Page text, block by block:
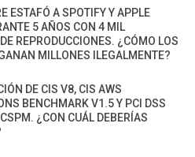
ESTAFÓ A SPOTIFY Y APPLE
5 AÑOS CON 4 MIL
REPRODUCCIONES. ¿CÓMO LOS
MILLONES ILEGALMENTE?
DE CIS V8, CIS AWS
BENCHMARK V1.5 Y PCI DSS
¿CON CUÁL DEBERÍAS